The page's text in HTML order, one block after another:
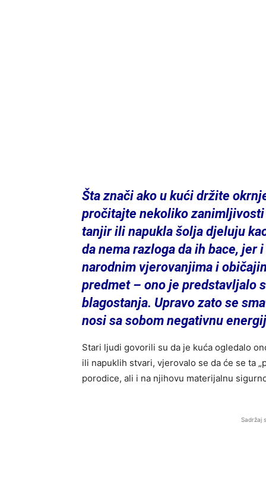
Šta znači ako u kući držite
pročitajte nekoliko
tanjir ili napukla šolja djeluju
da nema razloga da ih bace,
narodnim vjerovanjima i
predmet – ono je predstavljalo
blagostanja. Upravo zato se
nosi sa sobom negativnu
Stari ljudi govorili su da je kuća ogledalo
ili napuklih stvari, vjerovalo se da će se ta
porodice, ali i na njihovu materijalnu
Sadržaj